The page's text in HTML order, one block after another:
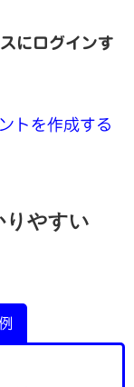
にログインす
トを作成する
りやすい